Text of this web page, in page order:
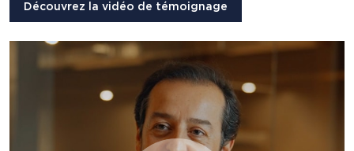
Découvrez la vidéo de témoignage